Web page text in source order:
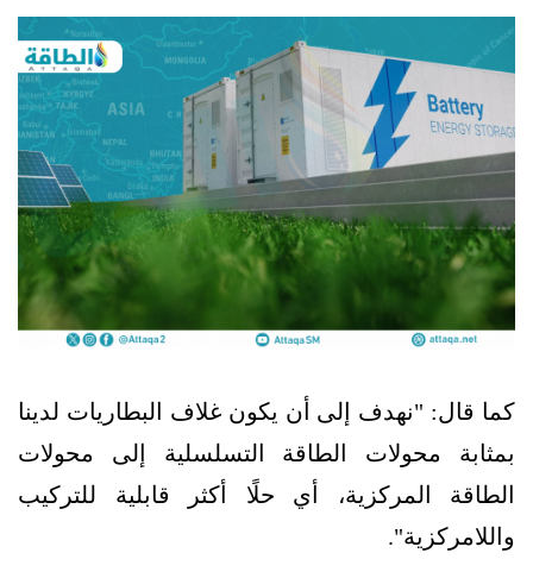
كما قال: "نهدف إلى أن يكون غلاف البطاريات لدينا
بمثابة محولات الطاقة التسلسلية إلى محولات
الطاقة المركزية، أي حلًا أكثر قابلية للتركيب
واللامركزية".